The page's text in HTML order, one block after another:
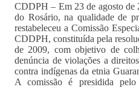
CDDPH – Em 23 de agosto de
do Rosário, na qualidade de
restabeleceu a Comissão
CDDPH, constituída pela
de 2009, com objetivo de
denúncia de violações a
contra indígenas da etnia
A comissão é presidida pelo